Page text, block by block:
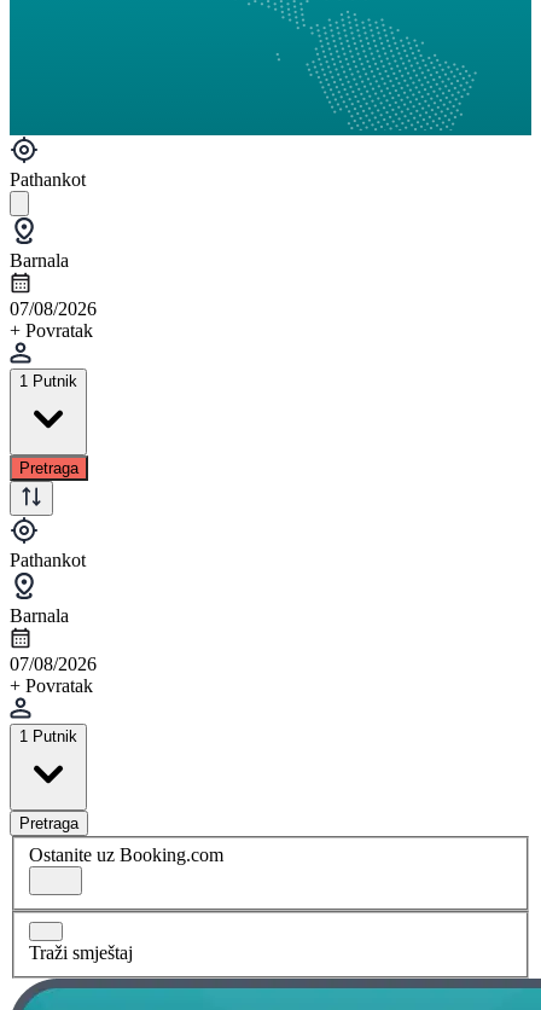
Pathankot
Barnala
07/08/2026
+ Povratak
1 Putnik
Pretraga
Pathankot
Barnala
07/08/2026
+ Povratak
1 Putnik
Pretraga
Ostanite uz Booking.com
Traži smještaj